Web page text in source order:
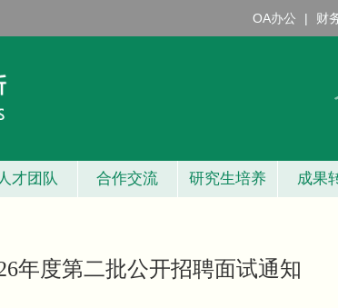
OA办公 | 财
人才团队 合作交流 研究生培养 成果
年度第二批公开招聘面试通知